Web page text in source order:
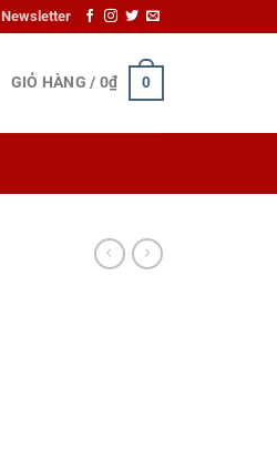
Newsletter
GIỎ HÀNG / 0₫ 0